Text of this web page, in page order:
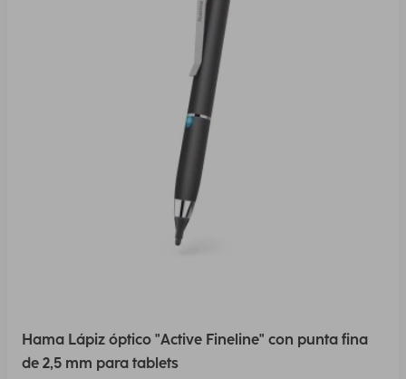
Hama Lápiz óptico "Active Fineline" con punta fina
de 2,5 mm para tablets